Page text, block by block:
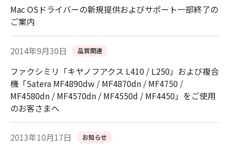
Mac OSドライバーの新規提供およびサポート一部終了の
ご案内
2014年9月30日 品質関連
ファクシミリ「キヤノフアクス L410 / L250」および複合
機「Satera MF4890dw / MF4870dn / MF4750 /
MF4580dn / MF4570dn / MF4550d / MF4450」をご使用
のお客さまへ
2013年10月17日 お知らせ